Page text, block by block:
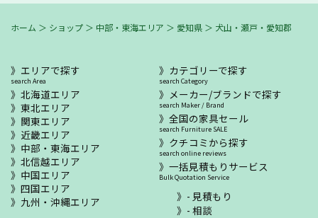
ホーム ＞ ショップ ＞ 中部・東海エリア ＞ 愛知県 ＞ 犬山・瀬戸・愛知郡
エリアで探す
search Area
北海道エリア
東北エリア
関東エリア
近畿エリア
中部・東海エリア
北信越エリア
中国エリア
四国エリア
九州・沖縄エリア
カテゴリーで探す
search Category
メーカー/ブランドで探す
search Maker / Brand
全国の家具セール
search Furniture SALE
クチコミから探す
search online reviews
一括見積もりサービス
Bulk Quotation Service
- 見積もり
- 相談